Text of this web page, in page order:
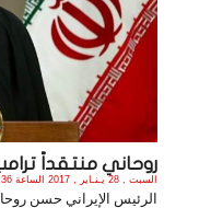
روحاني منتقداً
السبت , 28 يـنـاير , 2017 الساعة 5:56:36 PM
الرئيس الإيراني حسن